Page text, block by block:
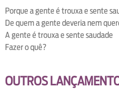
Porque a gente é trouxa e sente
De quem a gente deveria nem
A gente é trouxa e sente saudade
Fazer o quê?
OUTROS